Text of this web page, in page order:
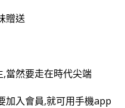
贈送
當然要走在時代尖端
加入會員,就可用手機app